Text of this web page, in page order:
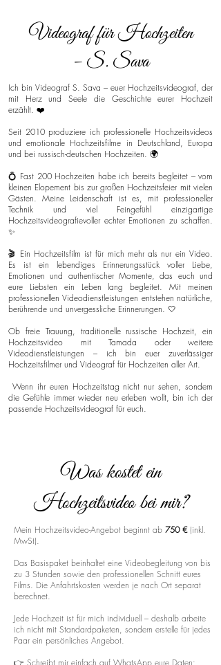
Videograf für Hochzeiten
– S. Sava
Ich bin Videograf S. Sava – euer Hochzeitsvideograf, der
mit Herz und Seele die Geschichte eurer Hochzeit
erzählt. ❤️
Seit 2010 produziere ich professionelle Hochzeitsvideos
und emotionale Hochzeitsfilme in Deutschland, Europa
und bei russisch-deutschen Hochzeiten. 🌍
💍 Fast 200 Hochzeiten habe ich bereits begleitet – vom
kleinen Elopement bis zur großen Hochzeitsfeier mit vielen
Gästen. Meine Leidenschaft ist es, mit professioneller
Technik und viel Feingefühl einzigartige
Hochzeitsvideografievoller echter Emotionen zu schaffen.
✨
🎬 Ein Hochzeitsfilm ist für mich mehr als nur ein Video.
Es ist ein lebendiges Erinnerungsstück voller Liebe,
Emotionen und authentischer Momente, das euch und
eure Liebsten ein Leben lang begleitet. Mit meinen
professionellen Videodienstleistungen entstehen natürliche,
berührende und unvergessliche Erinnerungen. 🤍
Ob freie Trauung, traditionelle russische Hochzeit, ein
Hochzeitsvideo mit Tamada oder weitere
Videodienstleistungen – ich bin euer zuverlässiger
Hochzeitsfilmer und Videograf für Hochzeiten aller Art.
Wenn ihr euren Hochzeitstag nicht nur sehen, sondern
die Gefühle immer wieder neu erleben wollt, bin ich der
passende Hochzeitsvideograf für euch.
Was kostet ein
Hochzeitsvideo bei mir?
Mein Hochzeitsvideo-Angebot beginnt ab 750 € (inkl.
MwSt).
Das Basispaket beinhaltet eine Videobegleitung von bis
zu 3 Stunden sowie den professionellen Schnitt eures
Films. Die Anfahrtskosten werden je nach Ort separat
berechnet.
Jede Hochzeit ist für mich individuell – deshalb arbeite
ich nicht mit Standardpaketen, sondern erstelle für jedes
Paar ein persönliches Angebot.
👉 Schreibt mir einfach auf WhatsApp eure Daten: